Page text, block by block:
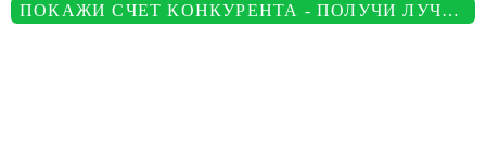
ПОКАЖИ СЧЕТ КОНКУРЕНТА - ПОЛУЧИ ЛУЧШУЮ ЦЕНУ